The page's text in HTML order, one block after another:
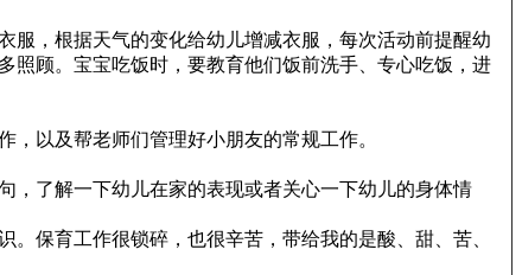
，根据天气的变化给幼儿增减衣服，每次活动前提醒幼
照顾。宝宝吃饭时，要教育他们饭前洗手、专心吃饭，进
以及帮老师们管理好小朋友的常规工作。
了解一下幼儿在家的表现或者关心一下幼儿的身体情
保育工作很锁碎，也很辛苦，带给我的是酸、甜、苦、